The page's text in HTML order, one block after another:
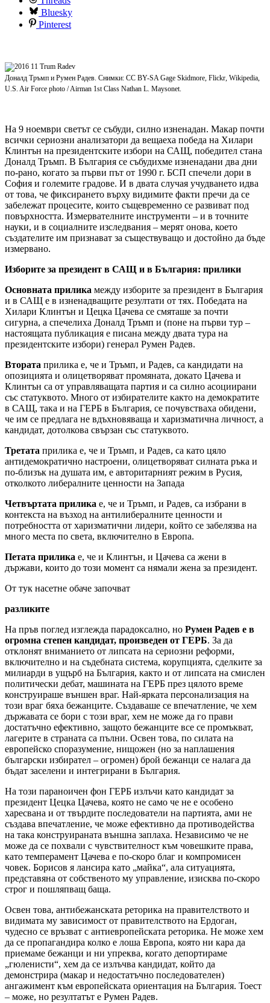
Bluesky
Pinterest
Доналд Тръмп и Румен Радев. Снимки: CC BY-SA Gage Skidmore, Flickr, Wikipedia,
U.S. Air Force photo / Airman 1st Class Nathan L. Maysonet.
На 9 ноември светът се събуди, силно изненадан. Макар почти
всички сериозни анализатори да вещаеха победа на Хилари
Клинтън на президентските избори на САЩ, победител стана
Доналд Тръмп. В България се събудихме изненадани два дни
по-рано, когато за първи път от 1990 г. БСП спечели дори в
София и големите градове. И в двата случая учудването идва
от това, че фиксирането върху видимите факти пречи да се
забележат процесите, които същевременно се развиват под
повърхността. Измервателните инструменти – и в точните
науки, и в социалните изследвания – мерят онова, което
създателите им признават за съществуващо и достойно да бъде
измервано.
Изборите за президент в САЩ и в България: прилики
Основната прилика между изборите за президент в България
и в САЩ е в изненадващите резултати от тях. Победата на
Хилари Клинтън и Цецка Цачева се смяташе за почти
сигурна, а спечелиха Доналд Тръмп и (поне на първи тур –
настоящата публикация е писана между двата тура на
президентските избори) генерал Румен Радев.
Втората прилика е, че и Тръмп, и Радев, са кандидати на
опозицията и олицетворяват промяната, докато Цачева и
Клинтън са от управляващата партия и са силно асоциирани
със статуквото. Много от избирателите както на демократите
в САЩ, така и на ГЕРБ в България, се почувстваха обидени,
че им се предлага не вдъхновяваща и харизматична личност, а
кандидат, дотолкова свързан със статуквото.
Третата прилика е, че и Тръмп, и Радев, са като цяло
антидемократично настроени, олицетворяват силната ръка и
по-близък на душата им, е авторитарният режим в Русия,
отколкото либералните ценности на Запада
Четвъртата прилика е, че и Тръмп, и Радев, са избрани в
контекста на възход на антилибералните ценности и
потребността от харизматични лидери, който се забелязва на
много места по света, включително в Европа.
Петата прилика е, че и Клинтън, и Цачева са жени в
държави, които до този момент са нямали жена за президент.
От тук насетне обаче започват
разликите
На пръв поглед изглежда парадоксално, но Румен Радев е в
огромна степен кандидат, произведен от ГЕРБ. За да
отклонят вниманието от липсата на сериозни реформи,
включително и на съдебната система, корупцията, сделките за
милиарди в ущърб на България, както и от липсата на смислен
политически дебат, машината на ГЕРБ през цялото време
конструираше външен враг. Най-ярката персонализация на
този враг бяха бежанците. Създаваше се впечатление, че хем
държавата се бори с този враг, хем не може да го прави
достатъчно ефективно, защото бежанците все се промъкват,
лагерите в страната са пълни. Освен това, по силата на
европейско споразумение, нищожен (но за наплашения
български избирател – огромен) брой бежанци се налага да
бъдат заселени и интегрирани в България.
На този параноичен фон ГЕРБ излъчи като кандидат за
президент Цецка Цачева, която не само че не е особено
харесвана и от твърдите последователи на партията, ами не
създава впечатление, че може ефективно да противодейства
на така конструираната външна заплаха. Независимо че не
може да се похвали с чувствителност към човешките права,
като темперамент Цачева е по-скоро благ и компромисен
човек. Борисов я лансира като „майка“, ала ситуацията,
представяна от собственото му управление, изисква по-скоро
строг и пошляпващ баща.
Освен това, антибежанската реторика на правителството и
видимата му зависимост от правителството на Ердоган,
чудесно се връзват с антиевропейската реторика. Не може хем
да се пропагандира колко е лоша Европа, която ни кара да
приемаме бежанци и ни упреква, когато депортираме
„гюленисти“, хем да се излъчва кандидат, който да
демонстрира (макар и недостатъчно последователен)
ангажимент към европейската ориентация на България. Тоест
– може, но резултатът е Румен Радев.